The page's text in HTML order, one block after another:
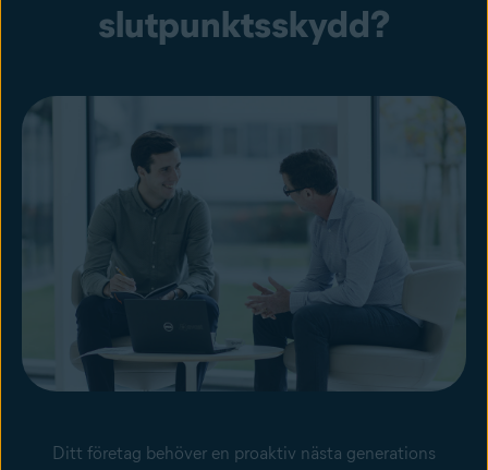
slutpunktsskydd?
Ditt företag behöver en proaktiv nästa generations